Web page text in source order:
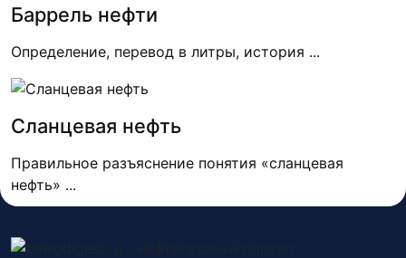
Баррель нефти
Определение, перевод в литры, история ...
Сланцевая нефть
Правильное разъяснение понятия «сланцевая
нефть» ...